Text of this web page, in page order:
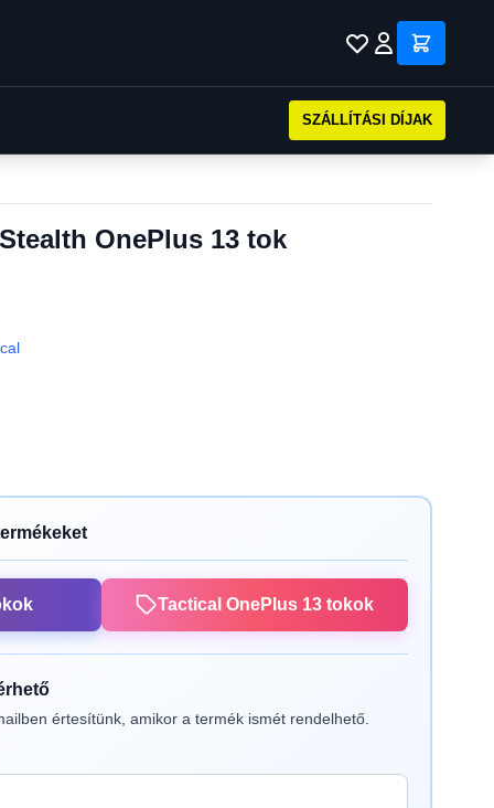
SZÁLLÍTÁSI DÍJAK
OnePlus 13 tok
Tactical OnePlus 13 tokok
értesítünk, amikor a termék ismét rendelhető.